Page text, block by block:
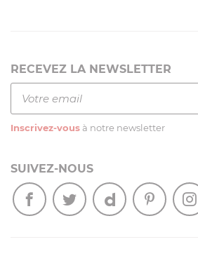
RECEVEZ LA NEWSLETTER
Inscrivez-vous à notre newsletter
SUIVEZ-NOUS